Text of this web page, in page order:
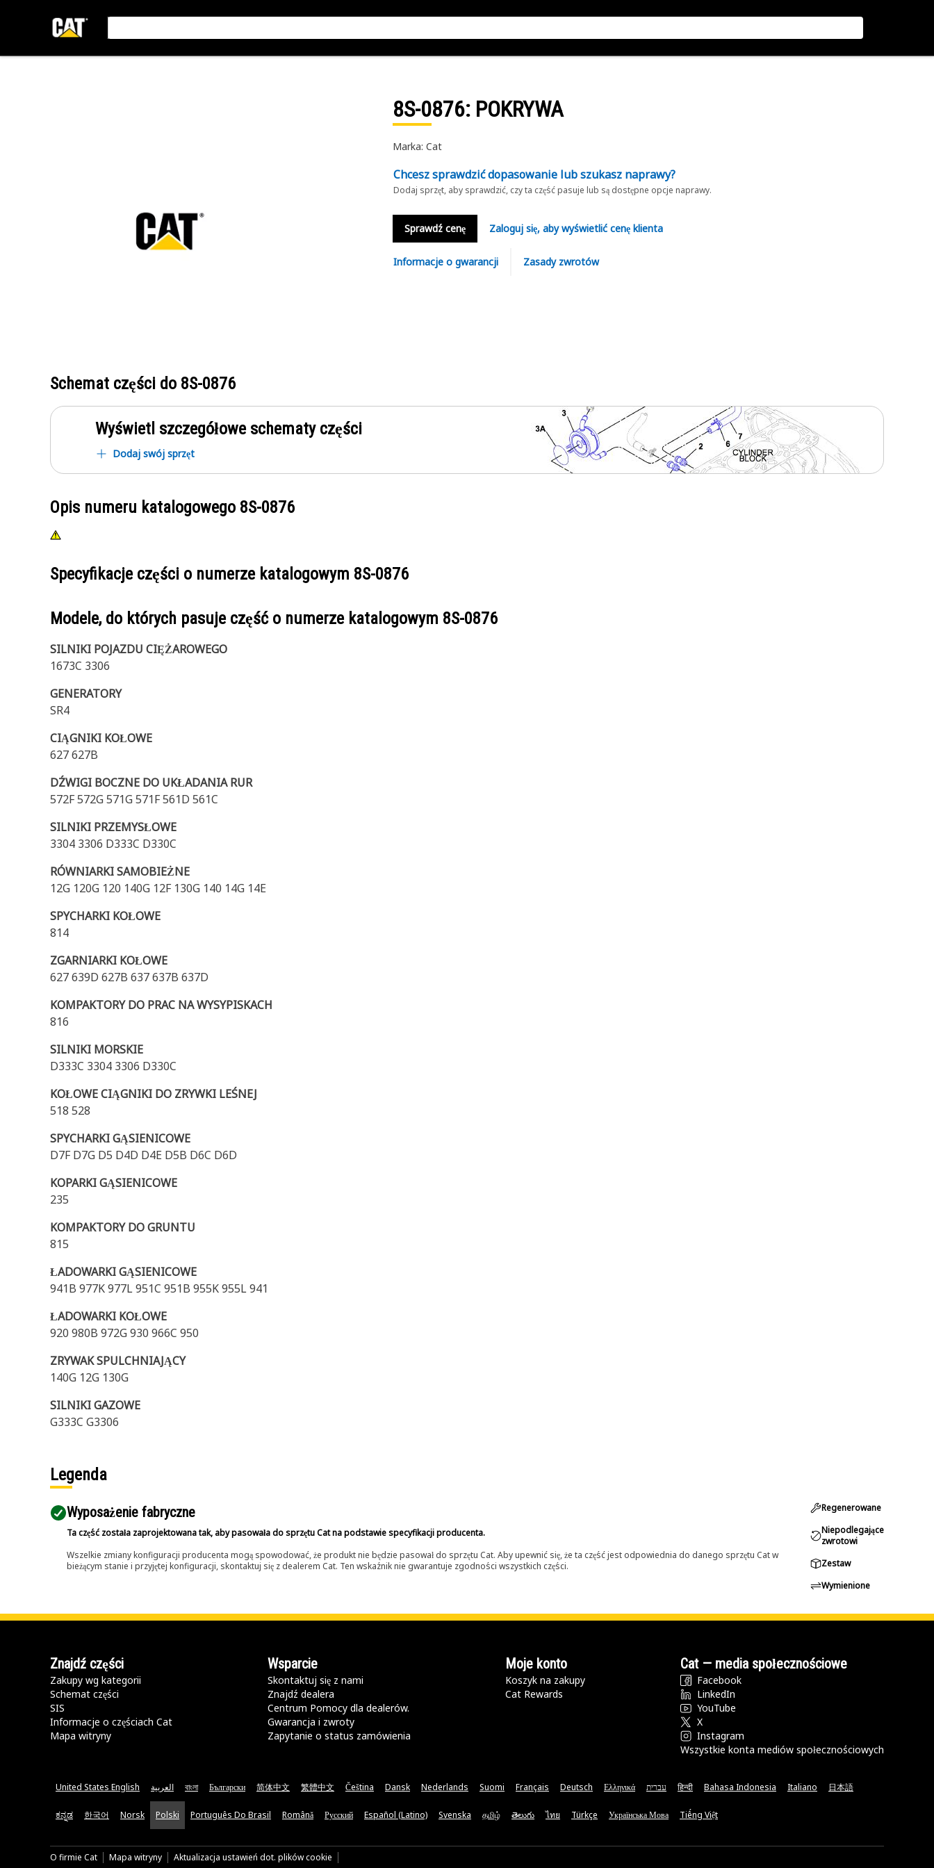
8S-0876: POKRYWA
Marka: Cat
Chcesz sprawdzić dopasowanie lub szukasz naprawy?
Dodaj sprzęt, aby sprawdzić, czy ta część pasuje lub są dostępne opcje naprawy.
Sprawdź cenę Zaloguj się, aby wyświetlić cenę klienta
Informacje o gwarancji Zasady zwrotów
Schemat części do 8S-0876
Wyświetl szczegółowe schematy części
Dodaj swój sprzęt
Opis numeru katalogowego 8S-0876
Specyfikacje części o numerze katalogowym 8S-0876
Modele, do których pasuje część o numerze katalogowym 8S-0876
SILNIKI POJAZDU CIĘŻAROWEGO
1673C 3306
GENERATORY
SR4
CIĄGNIKI KOŁOWE
627 627B
DŹWIGI BOCZNE DO UKŁADANIA RUR
572F 572G 571G 571F 561D 561C
SILNIKI PRZEMYSŁOWE
3304 3306 D333C D330C
RÓWNIARKI SAMOBIEŻNE
12G 120G 120 140G 12F 130G 140 14G 14E
SPYCHARKI KOŁOWE
814
ZGARNIARKI KOŁOWE
627 639D 627B 637 637B 637D
KOMPAKTORY DO PRAC NA WYSYPISKACH
816
SILNIKI MORSKIE
D333C 3304 3306 D330C
KOŁOWE CIĄGNIKI DO ZRYWKI LEŚNEJ
518 528
SPYCHARKI GĄSIENICOWE
D7F D7G D5 D4D D4E D5B D6C D6D
KOPARKI GĄSIENICOWE
235
KOMPAKTORY DO GRUNTU
815
ŁADOWARKI GĄSIENICOWE
941B 977K 977L 951C 951B 955K 955L 941
ŁADOWARKI KOŁOWE
920 980B 972G 930 966C 950
ZRYWAK SPULCHNIAJĄCY
140G 12G 130G
SILNIKI GAZOWE
G333C G3306
Legenda
Wyposażenie fabryczne
Ta część została zaprojektowana tak, aby pasowała do sprzętu Cat na podstawie specyfikacji producenta.
Wszelkie zmiany konfiguracji producenta mogą spowodować, że produkt nie będzie pasował do sprzętu Cat. Aby upewnić się, że ta część jest odpowiednia do danego sprzętu Cat w
bieżącym stanie i przyjętej konfiguracji, skontaktuj się z dealerem Cat. Ten wskaźnik nie gwarantuje zgodności wszystkich części.
Regenerowane
Niepodlegające
zwrotowi
Zestaw
Wymienione
Znajdź części
Zakupy wg kategorii
Schemat części
SIS
Informacje o częściach Cat
Mapa witryny
Wsparcie
Skontaktuj się z nami
Znajdź dealera
Centrum Pomocy dla dealerów.
Gwarancja i zwroty
Zapytanie o status zamówienia
Moje konto
Koszyk na zakupy
Cat Rewards
Cat — media społecznościowe
Facebook
LinkedIn
YouTube
X
Instagram
Wszystkie konta mediów społecznościowych
United States English العربية বাংলা Български 简体中文 繁體中文 Čeština Dansk Nederlands Suomi Français Deutsch Ελληνικά עברית हिन्दी Bahasa Indonesia Italiano 日本語
ಕನ್ನಡ 한국어 Norsk Polski Português Do Brasil Română Русский Español (Latino) Svenska தமிழ் తెలుగు ไทย Türkçe Українська Мова Tiếng Việt
O firmie Cat Mapa witryny Aktualizacja ustawień dot. plików cookie